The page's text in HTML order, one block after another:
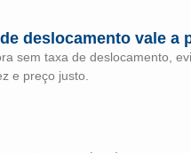
deslocamento vale a
sem taxa de deslocamento,
e preço justo.